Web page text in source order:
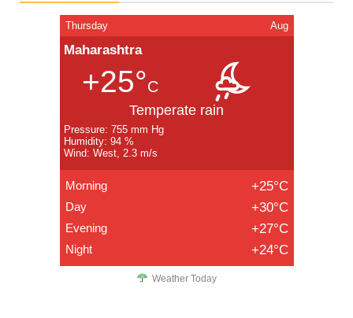
Thursday Aug
Maharashtra
+25°C
Temperate rain
Pressure: 755 mm Hg
Humidity: 94 %
Wind: West, 2.3 m/s
Morning +25°C
Day +30°C
Evening +27°C
Night +24°C
Weather Today